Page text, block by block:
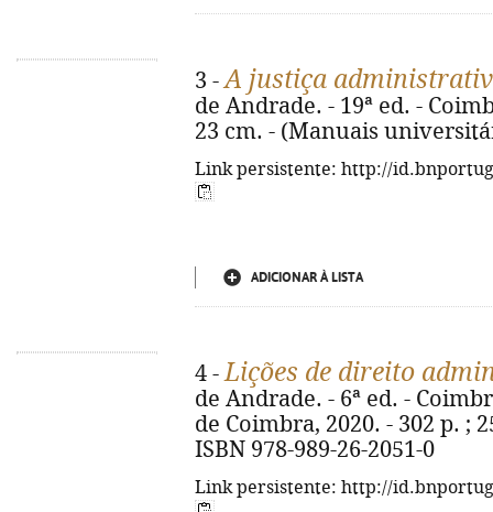
3 -A justiça
de Andrade. - 19ª ed. -
23 cm. - (Manuais
Link persistente: http://
ADICIONAR À LISTA
4 -Lições de direito
de Andrade. - 6ª ed. -
de Coimbra, 2020. - 302 p. ;
ISBN 978-989-26-2051-0
Link persistente: http://